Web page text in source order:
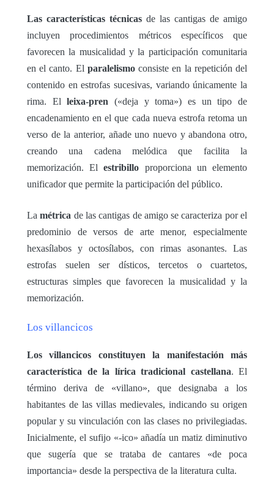
Las características técnicas de las cantigas de amigo
incluyen procedimientos métricos específicos que
favorecen la musicalidad y la participación comunitaria
en el canto. El paralelismoconsiste en la repetición del
contenido en estrofas sucesivas, variando únicamente la
rima. Elleixa-pren («deja y toma») es un tipo de
encadenamiento en el que cada nueva estrofa retoma un
verso de la anterior, añade uno nuevo y abandona otro,
creando una cadena melódica que facilita la
memorización. Elestribillo proporciona un elemento
unificador que permite la participación del público.
Lamétrica de las cantigas de amigo se caracteriza por el
predominio de versos de arte menor, especialmente
hexasílabos y octosílabos, con rimas asonantes. Las
estrofas suelen ser dísticos, tercetos o cuartetos,
estructuras simples que favorecen la musicalidad y la
memorización.
Los villancicos
Los villancicos constituyen la manifestación más
característica de la lírica tradicional castellana. El
término deriva de «villano», que designaba a los
habitantes de las villas medievales, indicando su origen
popular y su vinculación con las clases no privilegiadas.
Inicialmente, el sufijo «-ico» añadía un matiz diminutivo
que sugería que se trataba de cantares «de poca
importancia» desde la perspectiva de la literatura culta.